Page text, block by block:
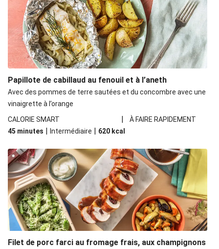
Papillote de cabillaud au fenouil et à l’aneth
Avec des pommes de terre sautées et du concombre avec une
vinaigrette à l’orange
CALORIE SMART
|
À FAIRE RAPIDEMENT
45 minutes | Intermédiaire | 620 kcal
Filet de porc farci au fromage frais, aux champignons